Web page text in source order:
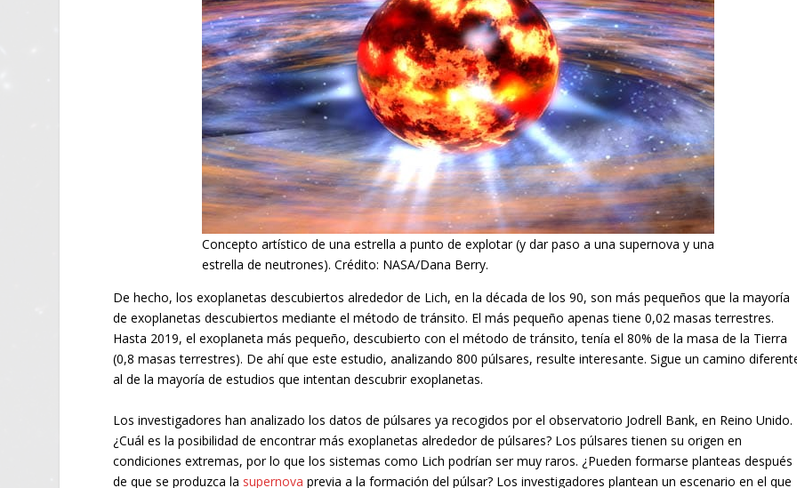
Concepto artístico de una estrella a punto de explotar (y dar paso a una supernova y una
estrella de neutrones). Crédito: NASA/Dana Berry.
De hecho, los exoplanetas descubiertos alrededor de Lich, en la década de los 90, son más pequeños que la mayoría
de exoplanetas descubiertos mediante el método de tránsito. El más pequeño apenas tiene 0,02 masas terrestres.
Hasta 2019, el exoplaneta más pequeño, descubierto con el método de tránsito, tenía el 80% de la masa de la Tierra
(0,8 masas terrestres). De ahí que este estudio, analizando 800 púlsares, resulte interesante. Sigue un camino
al de la mayoría de estudios que intentan descubrir exoplanetas.
Los investigadores han analizado los datos de púlsares ya recogidos por el observatorio Jodrell Bank, en Reino Unido.
¿Cuál es la posibilidad de encontrar más exoplanetas alrededor de púlsares? Los púlsares tienen su origen en
condiciones extremas, por lo que los sistemas como Lich podrían ser muy raros. ¿Pueden formarse planteas después
de que se produzca la supernova previa a la formación del púlsar? Los investigadores plantean un escenario en el que